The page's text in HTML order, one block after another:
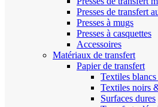
Presses de transfert
Presses à mugs
Presses à casquettes
Accessoires
Matériaux de transfert
Papier de transfert
Textiles
Textiles noirs
Surfaces dures